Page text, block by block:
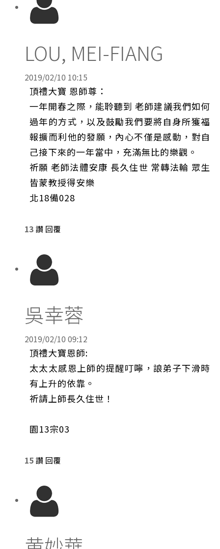
LOU, MEI-FIANG
2019/02/10 10:15
頂禮大寶 恩師尊：
一年開春之際，能聆聽到 老師建議我們如何
過年的方式，以及鼓勵我們要將自身所獲福
報擴而利他的發願，內心不僅是感動，對自
己接下來的一年當中，充滿無比的樂觀。
祈願 老師法體安康 長久住世 常轉法輪 眾生
皆蒙教授得安樂
北18備028
13 讚 回覆
吳幸蓉
2019/02/10 09:12
頂禮大寶恩師:
太太太感恩上師的提醒叮嚀，誏弟子下滑時
有上升的依靠。
祈請上師長久住世！
園13宗03
15 讚 回覆